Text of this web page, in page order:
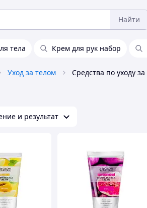
Найти
тела Крем для рук набор
Уход за телом
и результат